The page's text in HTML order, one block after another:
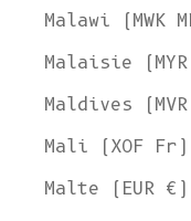
Malawi (MWK
Malaisie (MYR
Maldives (MVR
Mali (XOF Fr)
Malte (EUR €)